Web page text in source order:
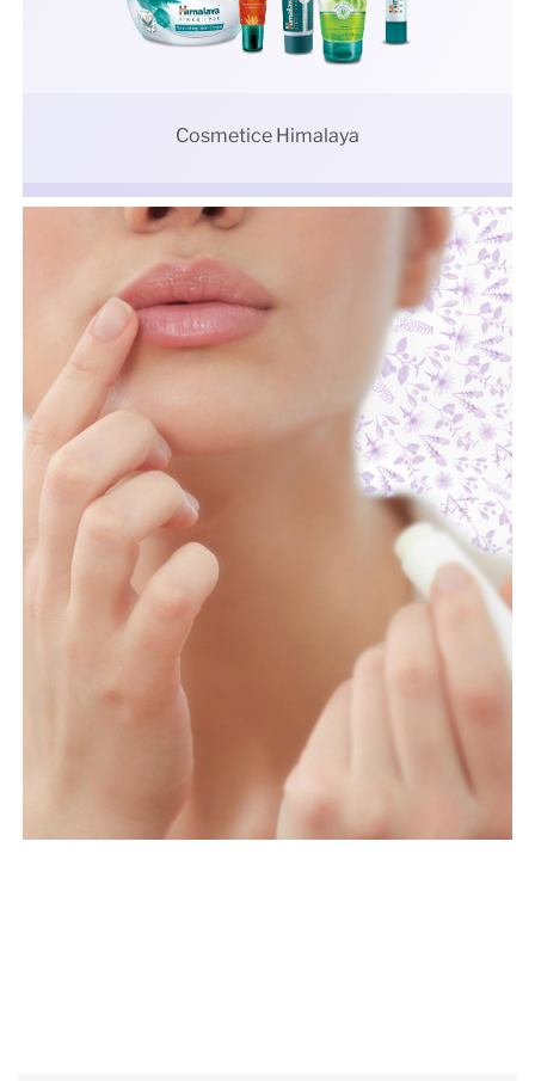
Cosmetice Himalaya